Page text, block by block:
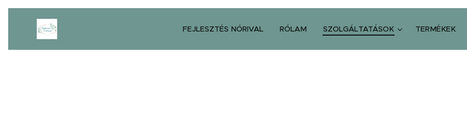
FEJLESZTÉS NÓRIVAL RÓLAM SZOLGÁLTATÁSOK TERMÉKEK